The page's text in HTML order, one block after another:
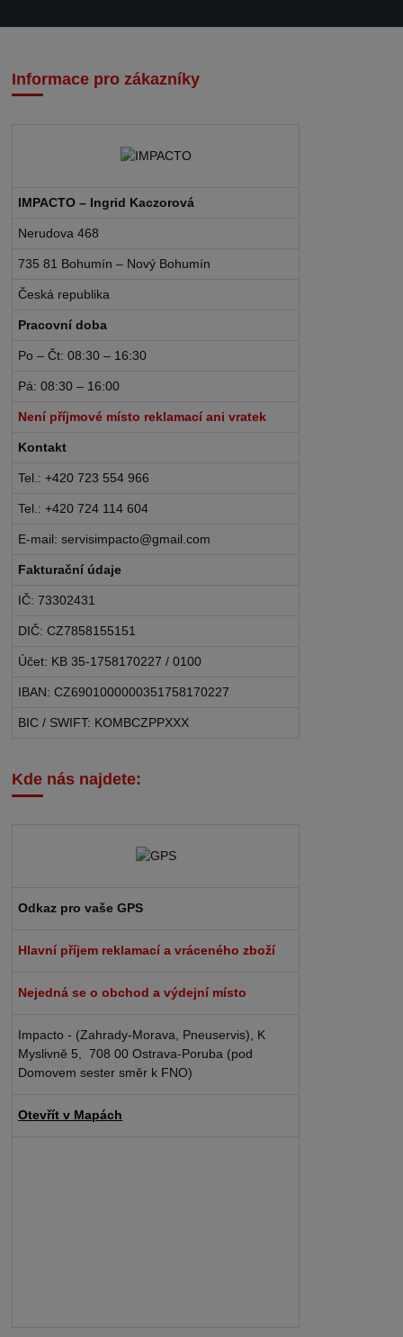
Informace pro zákazníky
IMPACTO – Ingrid Kaczorová
Nerudova 468
735 81 Bohumín – Nový Bohumín
Česká republika
Pracovní doba
Po – Čt: 08:30 – 16:30
Pá: 08:30 – 16:00
Není příjmové místo reklamací ani vratek
Kontakt
Tel.: +420 723 554 966
Tel.: +420 724 114 604
E-mail: servisimpacto@gmail.com
Fakturační údaje
IČ: 73302431
DIČ: CZ7858155151
Účet: KB 35-1758170227 / 0100
IBAN: CZ6901000000351758170227
BIC / SWIFT: KOMBCZPPXXX
Kde nás najdete:
Odkaz pro vaše GPS
Hlavní příjem reklamací a vráceného zboží
Nejedná se o obchod a výdejní místo
Impacto - (Zahrady-Morava, Pneuservis), K
Myslivně 5, 708 00 Ostrava-Poruba (pod
Domovem sester směr k FNO)
Otevřít v Mapách